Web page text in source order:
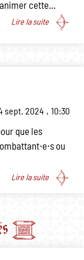
cette…
Lire la suite
sept. 2024 , 10:30
que les
ou
Lire la suite